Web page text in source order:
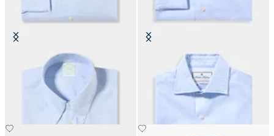
Chemise Slim Fit Non-Iron Oxford
avec col Button Down
Chemise Thomas Mason Regular
Fit avec col English Spread